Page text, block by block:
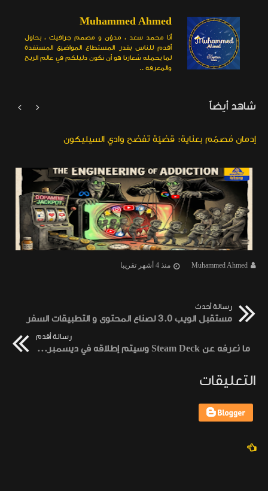
Muhammed Ahmed
أنا محمد سعد ، مدوّن و مصمم جرافيك ، بحاول
أقدم للناس بقدر المستطاع المواضيع المستفدة
لما يحمله شعارنا هو أن نكون دليلكم في عالم الربح
والمعرفة ..
شاهد أيضاً
إدمان مُصمَّم بعناية: قضيّة تفضح وادي السيليكون
Muhammed Ahmed منذ 4 أشهر تقريبا


رسالة أحدث
مستقبل الويب 3.0 لصناع المحتوى و التطبيقات السفر
رسالة أقدم
ما نعرفه عن Steam Deck وسيتم إطلاقه في ديسمبر المقبل
التعليقات